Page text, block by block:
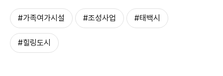
#가족여가시설 #조성사업 #태백시
#힐링도시